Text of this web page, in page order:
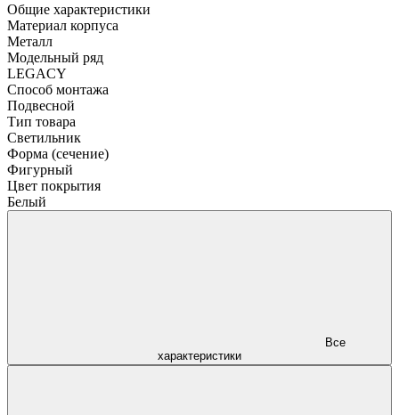
Общие характеристики
Материал корпуса
Металл
Модельный ряд
LEGACY
Способ монтажа
Подвесной
Тип товара
Светильник
Форма (сечение)
Фигурный
Цвет покрытия
Белый
характеристики